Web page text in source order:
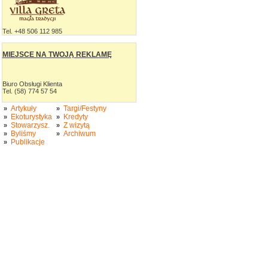
Tel. +48 506 112 985
MIEJSCE NA TWOJĄ REKLAMĘ
Biuro Obsługi Klienta
Tel. (58) 774 57 54
» Artykuły
» Ekoturystyka
» Stowarzysz.
» Byliśmy
» Publikacje
» Targi/Festyny
» Kredyty
» Z wizytą
» Archiwum